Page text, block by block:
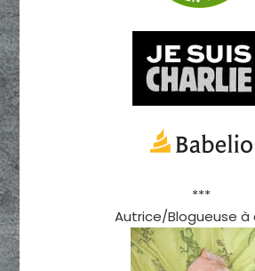
***
Autrice/Blogueuse à